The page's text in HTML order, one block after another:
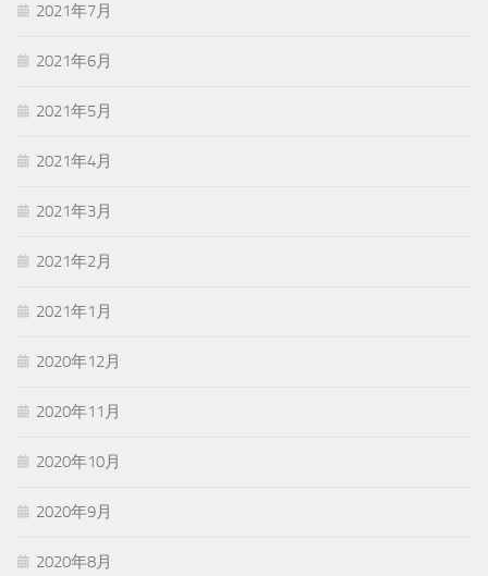
2021年7月
2021年6月
2021年5月
2021年4月
2021年3月
2021年2月
2021年1月
2020年12月
2020年11月
2020年10月
2020年9月
2020年8月